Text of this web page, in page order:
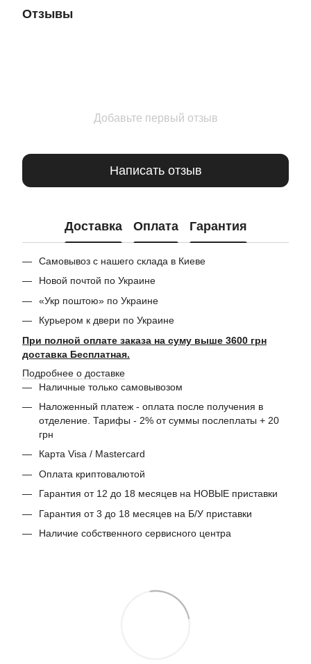
Отзывы
Добавьте первый отзыв
Написать отзыв
Доставка Оплата Гарантия
Самовывоз с нашего склада в Киеве
Новой почтой по Украине
«Укр поштою» по Украине
Курьером к двери по Украине
При полной оплате заказа на суму выше 3600 грн
доставка Бесплатная.
Подробнее о доставке
Наличные только самовывозом
Наложенный платеж - оплата после получения в
отделение. Тарифы - 2% от суммы послеплаты + 20
грн
Карта Visa / Mastercard
Оплата криптовалютой
Гарантия от 12 до 18 месяцев на НОВЫЕ приставки
Гарантия от 3 до 18 месяцев на Б/У приставки
Наличие собственного сервисного центра